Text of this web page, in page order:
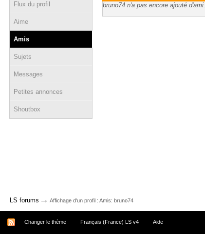
Flux du profil
Aime
Amis
Sujets
Messages
Petites annonces
Shoutbox
bruno74 n'a pas encore ajouté d'ami.
LS forums → Affichage d'un profil : Amis: bruno74
Changer le thème Français (France) LS v4 Aide